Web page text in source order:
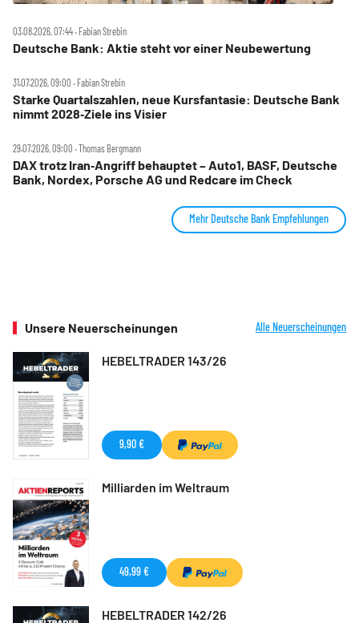
03.08.2026, 07:44 ‧ Fabian Strebin
Deutsche Bank: Aktie steht vor einer Neubewertung
31.07.2026, 09:00 ‧ Fabian Strebin
Starke Quartalszahlen, neue Kursfantasie: Deutsche Bank
nimmt 2028‑Ziele ins Visier
29.07.2026, 09:00 ‧ Thomas Bergmann
DAX trotz Iran‑Angriff behauptet – Auto1, BASF, Deutsche
Bank, Nordex, Porsche AG und Redcare im Check
Mehr Deutsche Bank Empfehlungen
Unsere Neuerscheinungen Alle Neuerscheinungen
HEBELTRADER 143/26
9,90 €
Milliarden im Weltraum
49,99 €
HEBELTRADER 142/26